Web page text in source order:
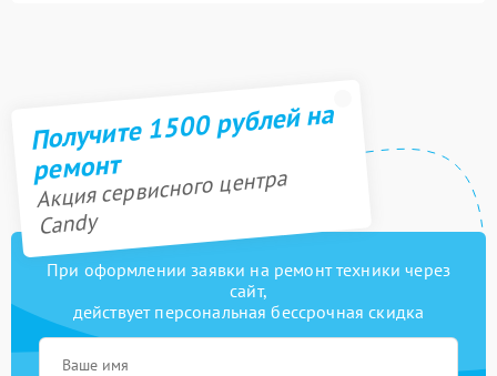
Получите 1500 рублей на
ремонт
Акция сервисного центра
Candy
При оформлении заявки на ремонт техники через
сайт,
действует персональная бессрочная скидка